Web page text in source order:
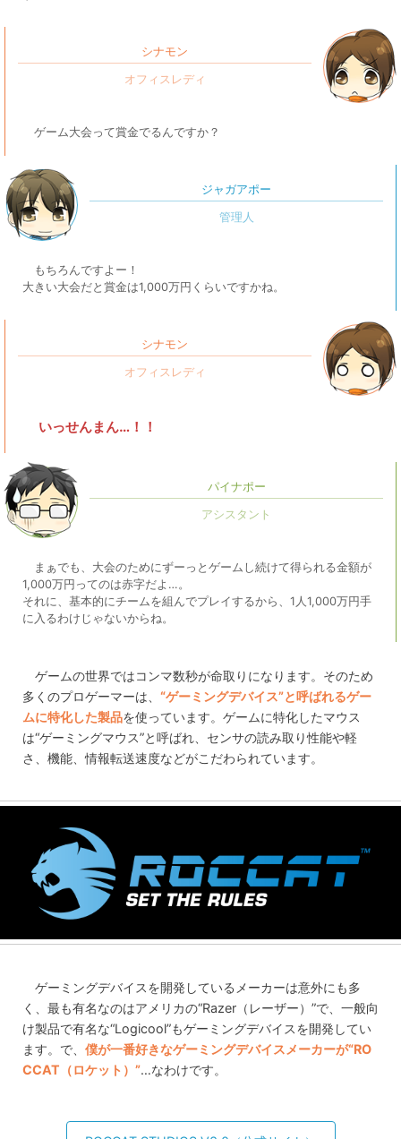
シナモン
ゲーム大会って賞金でるんですか？
ジャガアポー
もちろんですよー！
大きい大会だと賞金は1,000万円くらいですかね。
シナモン
いっせんまん…！！
パイナポー
まぁでも、大会のためにずーっとゲームし続けて得られる金額が
1,000万円ってのは赤字だよ…。
それに、基本的にチームを組んでプレイするから、1人1,000万円手
に入るわけじゃないからね。
ゲームの世界ではコンマ数秒が命取りになります。そのため
多くのプロゲーマーは、 “ゲーミングデバイス”と呼ばれるゲー
ムに特化した製品を使っています。ゲームに特化したマウス
は“ゲーミングマウス”と呼ばれ、センサの読み取り性能や軽
さ、機能、情報転送速度などがこだわられています。
ゲーミングデバイスを開発しているメーカーは意外にも多
く、最も有名なのはアメリカの“Razer（レーザー）”で、一般向
け製品で有名な“Logicool”もゲーミングデバイスを開発してい
ます。で、 僕が一番好きなゲーミングデバイスメーカーが“RO
CCAT（ロケット）”…なわけです。